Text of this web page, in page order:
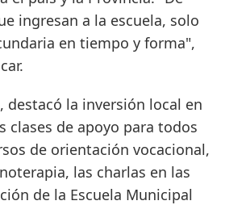
ingresan a la escuela, solo
en tiempo y forma",
destacó la inversión local en
clases de apoyo para todos
de orientación vocacional,
las charlas en las
de la Escuela Municipal